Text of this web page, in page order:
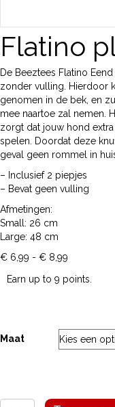
Flatino
De Beeztees Flatino
zonder vulling. Hierdoor
genomen in de bek, en
mee naartoe zal nemen.
zorgt dat jouw hond
spelen. Doordat deze
geval geen rommel in
– Inclusief 2 piepjes
– Bevat geen vulling
Afmetingen:
Small: 26 cm
Large: 48 cm
€ 6,99 - € 8,99
tot
Earn up to 9 points.
Maat